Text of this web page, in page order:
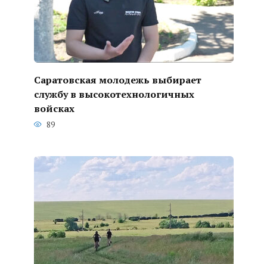
Саратовская молодежь выбирает
службу в высокотехнологичных
войсках
89